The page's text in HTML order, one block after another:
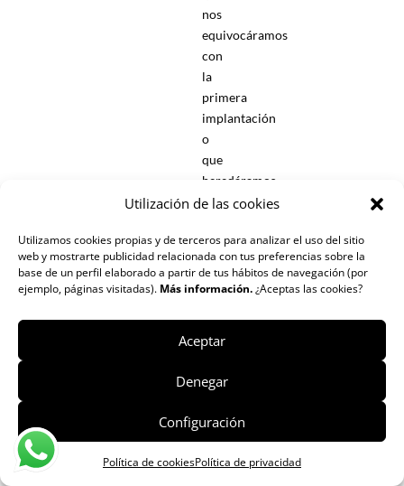
Utilización de las cookies
Utilizamos cookies propias y de terceros para analizar el uso del sitio
web y mostrarte publicidad relacionada con tus preferencias sobre la
base de un perfil elaborado a partir de tus hábitos de navegación (por
ejemplo, páginas visitadas). Más información.¿Aceptas las cookies?
Aceptar
Denegar
Configuración
Política de cookiesPolítica de privacidad
nos
equivocáramos
con
la
primera
implantación
o
que
heredáramos
el
con
una
configuración
es
o
se
mejorar.